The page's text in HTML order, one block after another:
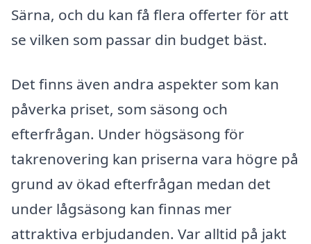
Särna, och du kan få flera offerter för att
se vilken som passar din budget bäst.
Det finns även andra aspekter som kan
påverka priset, som säsong och
efterfrågan. Under högsäsong för
takrenovering kan priserna vara högre på
grund av ökad efterfrågan medan det
under lågsäsong kan finnas mer
attraktiva erbjudanden. Var alltid på jakt